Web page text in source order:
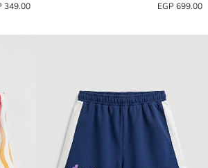
699.00 EGP
349.00 EGP